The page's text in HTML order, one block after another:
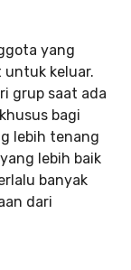
yang
untuk keluar.
grup saat ada
bagi
lebih tenang
lebih baik
banyak
dari